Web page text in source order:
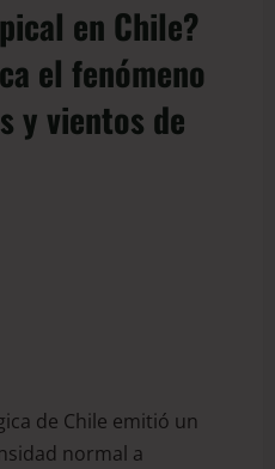
en Chile?
el fenómeno
y vientos de
de Chile emitió un
normal a